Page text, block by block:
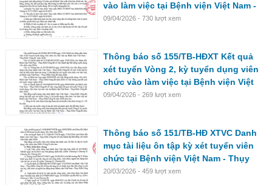
vào làm việc tại Bệnh viện Việt Nam -
Thụy Điển Uông Bí năm 2026
09/04/2026 - 730 lượt xem
Thông báo số 155/TB-HĐXT Kết quả
xét tuyển Vòng 2, kỳ tuyển dụng viên
chức vào làm việc tại Bệnh viện Việt
Nam - Thụy Điển Uông Bí năm 2026
09/04/2026 - 269 lượt xem
Thông báo số 151/TB-HĐ XTVC Danh
mục tài liệu ôn tập kỳ xét tuyển viên
chức tại Bệnh viện Việt Nam - Thụy
Điển Uông Bí năm 2026 ( Vòng 2 )
20/03/2026 - 459 lượt xem